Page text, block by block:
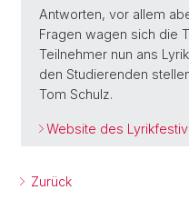
Antworten, vor allem
Fragen wagen sich die
Teilnehmer nun ans
den Studierenden
Tom Schulz.
Website des
Zurück